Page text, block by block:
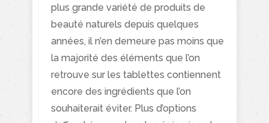
plus grande variété de produits de
beauté naturels depuis quelques
années, il n’en demeure pas moins que
la majorité des éléments que l’on
retrouve sur les tablettes contiennent
encore des ingrédients que l’on
souhaiterait éviter. Plus d’options